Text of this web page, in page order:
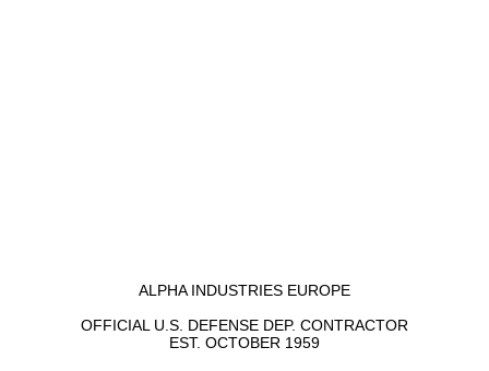
ALPHA INDUSTRIES EUROPE
OFFICIAL U.S. DEFENSE DEP. CONTRACTOR
EST. OCTOBER 1959